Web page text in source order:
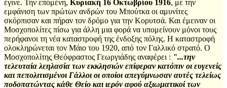
έγινε. Την επομένη, Κυριακή 16 Οκτωβρίου 1916, με την
εμφάνιση των πρώτων ανδρών του Μπούτκα οι αμυνίτες
σκόρπισαν και πήραν τον δρόμο για την Κορυτσά. Και έμειναν οι
Μοσχοπολίτες πίσω για άλλη μια φορά να υπομείνουν μόνοι τους
περήφανοι τη νέα καταστροφή της ένδοξης πόλης. Η καταστροφή
ολοκληρώνεται τον Μάιο του 1920, από τον Γαλλικό στρατό. Ο
Μοσχοπολίτης Θεόφραστος Γεωργιάδης αναφέρει : "...την
τελευταία λεηλασία των εκκλησιών επίφεραν κατόπιν οι ευγενείς
και πεπολιτισμένοι Γάλλοι οι οποίοι απεγύμνωσαν αυτές τελείως
ποδοπατώντας κάθε Θείο και ιερόν αφού αξιωματικοί των